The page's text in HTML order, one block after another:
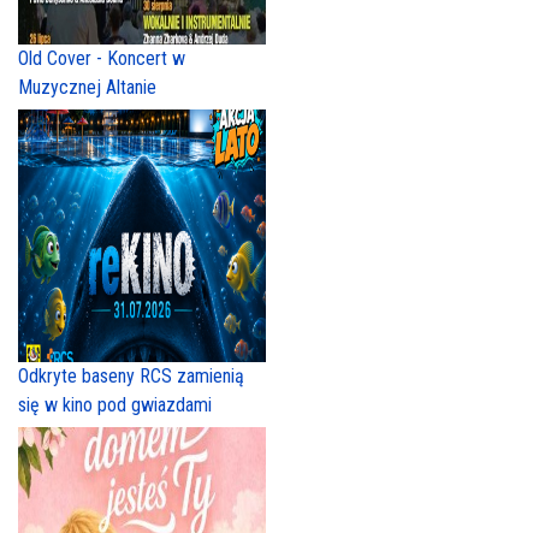
Old Cover - Koncert w
Muzycznej Altanie
Odkryte baseny RCS zamienią
się w kino pod gwiazdami